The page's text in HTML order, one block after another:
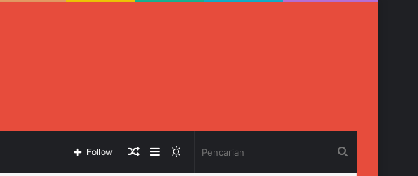
Switch
Sidebar
Berita
Follow